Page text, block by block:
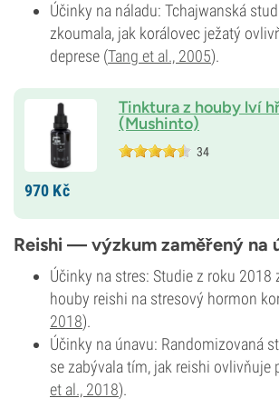
Účinky na náladu: Tchajwanská
zkoumala, jak korálovec ježatý
deprese (Tang et al., 2005).
Tinktura z houby lví
(Mushinto)
34
970 Kč
Reishi — výzkum zaměřený na
Účinky na stres: Studie z roku 2018
houby reishi na stresový hormon
2018).
Účinky na únavu: Randomizovaná
se zabývala tím, jak reishi ovlivňuje
et al., 2018).